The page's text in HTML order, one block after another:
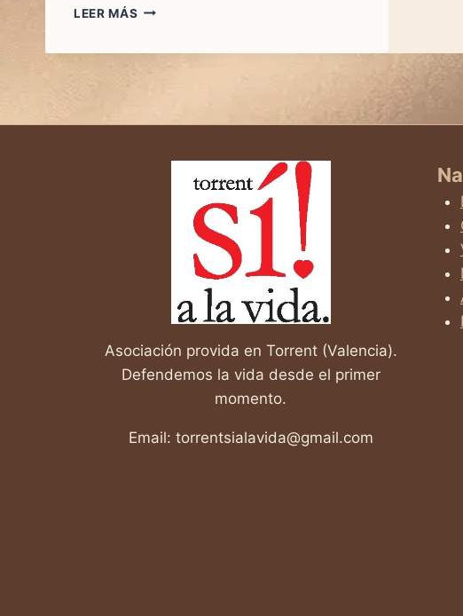
LEER MÁS NO
EDUCACIÓN,
Asociación provida en Torrent (Valencia).
Defendemos la vida desde el primer
momento.
Email: torrentsialavida@gmail.com